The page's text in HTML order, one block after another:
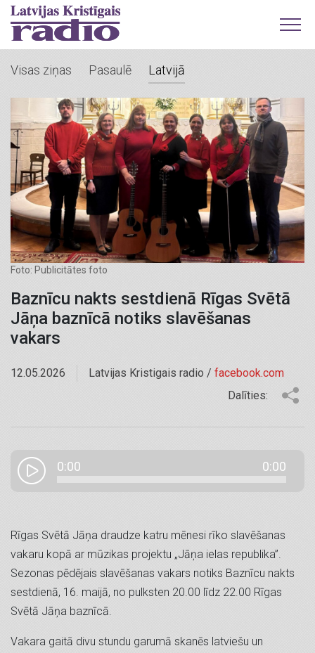
Visas ziņas Pasaulē Latvijā
Foto: Publicitātes foto
Baznīcu nakts sestdienā Rīgas Svētā
Jāņa baznīcā notiks slavēšanas
vakars
12.05.2026 Latvijas Kristigais radio / facebook.com
Dalīties:
0:00 0:00
Rīgas Svētā Jāņa draudze katru mēnesi rīko slavēšanas
vakaru kopā ar mūzikas projektu „Jāņa ielas republika”.
Sezonas pēdējais slavēšanas vakars notiks Baznīcu nakts
sestdienā, 16. maijā, no pulksten 20.00 līdz 22.00 Rīgas
Svētā Jāņa baznīcā.
Vakara gaitā divu stundu garumā skanēs latviešu un